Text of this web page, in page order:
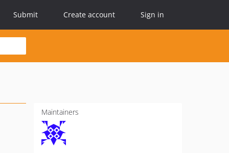
Submit Create account Sign in
Maintainers